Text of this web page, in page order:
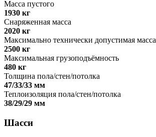
Масса пустого
1930 кг
Снаряженная масса
2020 кг
Максимально технически допустимая масса
2500 кг
Максимальная грузоподъёмность
480 кг
Толщина пола/стен/потолка
47/33/33 мм
Теплоизоляция пола/стен/потолка
38/29/29 мм
Шасси